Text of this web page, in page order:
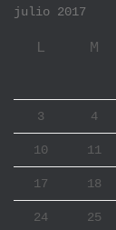
julio 2017
L M
3 4
10 11
17 18
24 25